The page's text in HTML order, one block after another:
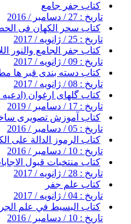
کتاب جفر جامع
تاریخ : 27 / دسامبر / 2016
کتاب سحر الکهان فی
تاریخ : 25 / ژانویه / 2017
کتاب جفر الجامع والنور
تاریخ : 09 / ژانویه / 2017
کتاب دسته بندی قبر ها
تاریخ : 08 / ژانویه / 2017
کتاب گلهای ارغوان (ادعیه
تاریخ : 17 / دسامبر / 2019
کتاب آموزش تصویری
تاریخ : 05 / دسامبر / 2016
کتاب الرموز الدالة على
تاریخ : 10 / دسامبر / 2016
کتاب منتخبات قبول
تاریخ : 28 / ژانویه / 2017
کتاب علم جفر
تاریخ : 04 / ژانویه / 2017
کتاب البسيط في علم
تاریخ : 10 / دسامبر / 2016